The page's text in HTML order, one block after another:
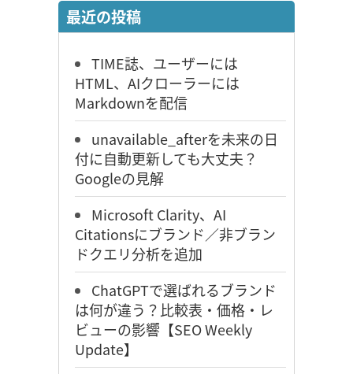
最近の投稿
TIME誌、ユーザーには
HTML、AIクローラーには
Markdownを配信
unavailable_afterを未来の日
付に自動更新しても大丈夫？
Googleの見解
Microsoft Clarity、AI
Citationsにブランド／非ブラン
ドクエリ分析を追加
ChatGPTで選ばれるブランド
は何が違う？比較表・価格・レ
ビューの影響【SEO Weekly
Update】